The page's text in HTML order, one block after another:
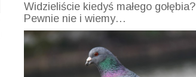
Widzieliście kiedyś małego gołębia?
Pewnie nie i wiemy…